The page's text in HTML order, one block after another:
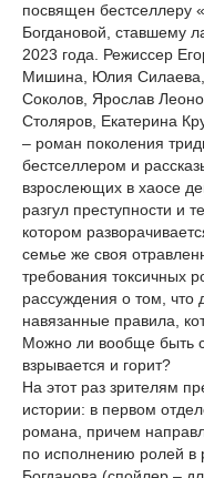
посвящен бестселлеру
Богдановой, ставшему
2023 года. Режиссер
Мишина, Юлия
Соколов, Ярослав
Столяров, Екатерина
– роман поколения
бестселлером и
взрослеющих в хаосе
разгул преступности и
котором
семье же своя
требования токсичных
рассуждения о том,
навязанные правила,
Можно ли вообще быть
взрывается и горит?
На этот раз зрителям
истории: в первом
романа, причем
по исполнению ролей в